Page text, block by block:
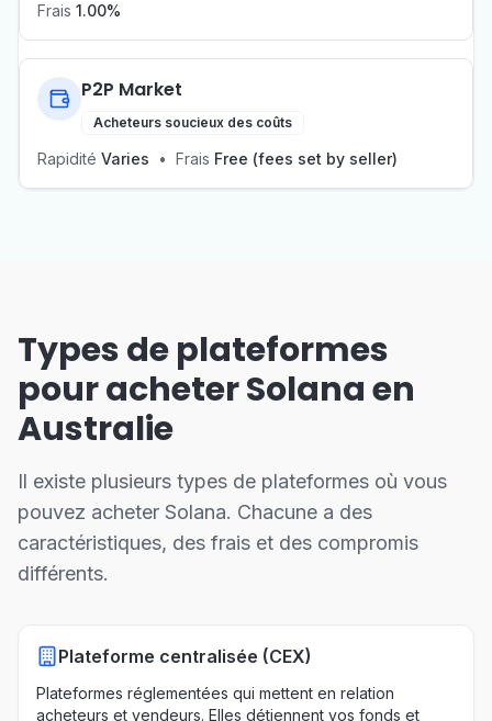
Frais 1.00%
P2P Market
Acheteurs soucieux des coûts
Rapidité Varies • Frais Free (fees set by seller)
Types de plateformes
pour acheter Solana en
Australie
Il existe plusieurs types de plateformes où vous
pouvez acheter Solana. Chacune a des
caractéristiques, des frais et des compromis
différents.
Plateforme centralisée (CEX)
Plateformes réglementées qui mettent en relation
acheteurs et vendeurs. Elles détiennent vos fonds et